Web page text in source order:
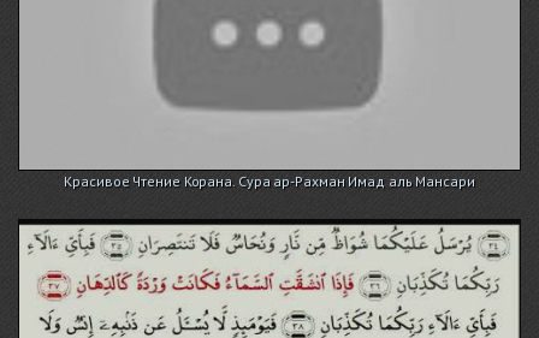
Красивое Чтение Корана. Сура ар-Рахман Имад аль Мансари